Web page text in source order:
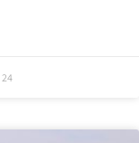
24 בפברואר 2022